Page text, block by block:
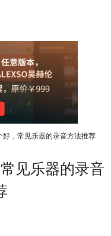
好，常见乐器的录音方法推荐
见乐器的录音